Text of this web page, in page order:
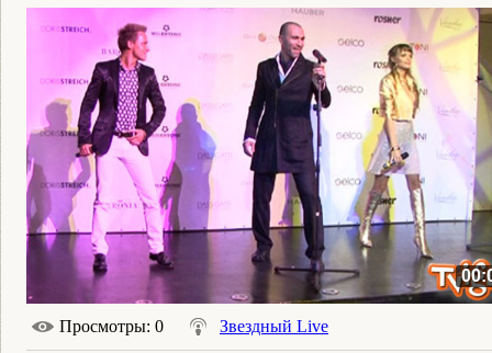
Просмотры: 0 Звездный Live